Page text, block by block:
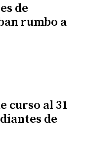
de
rumbo a
curso al 31
de